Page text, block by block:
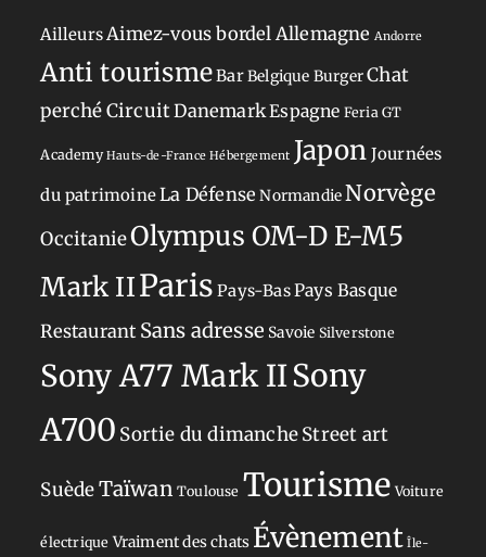
AilleursAimez-vous bordel Allemagne Andorre
Anti tourismeBarBelgique BurgerChat
perchéCircuitDanemarkEspagne Feria GT
Academy Hauts-de-France Hébergement Japon Journées
du patrimoineLa Défense NormandieNorvège
OccitanieOlympus OM-D E-M5
Mark IIParis Pays-BasPays Basque
Restaurant Sans adresse Savoie Silverstone
Sony A77 Mark IISony
A700 Sortie du dimancheStreet art
SuèdeTaïwan Toulouse Tourisme Voiture
électrique Vraiment des chats Évènement Île-